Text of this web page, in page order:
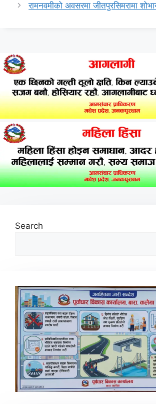
रामनवमीको अवसरमा जीतपुरसिमरामा
Search